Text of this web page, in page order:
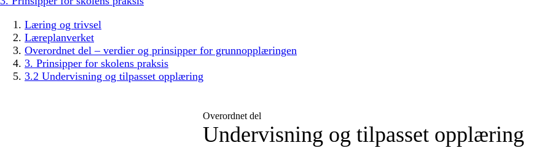
Læring og trivsel
Læreplanverket
Overordnet del – verdier og prinsipper for grunnopplæringen
3. Prinsipper for skolens praksis
3.2 Undervisning og tilpasset opplæring
Overordnet del
Undervisning og tilpasset opplæring